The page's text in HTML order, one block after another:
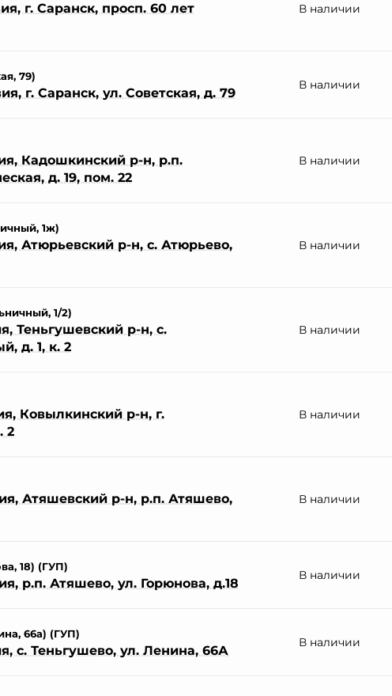
г. Саранск, просп. 60 лет
В наличии
79)
г. Саранск, ул. Советская, д. 79
В наличии
Кадошкинский р-н, р.п.
д. 19, пом. 22
В наличии
1ж)
Атюрьевский р-н, с. Атюрьево,
В наличии
1/2)
Теньгушевский р-н, с.
д. 1, к. 2
В наличии
Ковылкинский р-н, г.
2
В наличии
Атяшевский р-н, р.п. Атяшево,
В наличии
18) (ГУП)
р.п. Атяшево, ул. Горюнова, д.18
В наличии
66а) (ГУП)
с. Теньгушево, ул. Ленина, 66А
В наличии